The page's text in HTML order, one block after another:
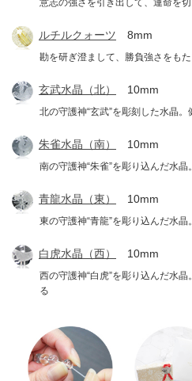
意志の強さを引き出して、運命を
ルチルクォーツ 8mm
勘を研ぎ澄まして、勝負強さをも
玄武水晶（北） 10mm
北の守護神“玄武”を彫刻した水晶
朱雀水晶（南） 10mm
南の守護神“朱雀”を彫り込んだ水
青龍水晶（東） 10mm
東の守護神“青龍”を彫り込んだ水
白虎水晶（西） 10mm
西の守護神“白虎”を彫り込んだ水
る